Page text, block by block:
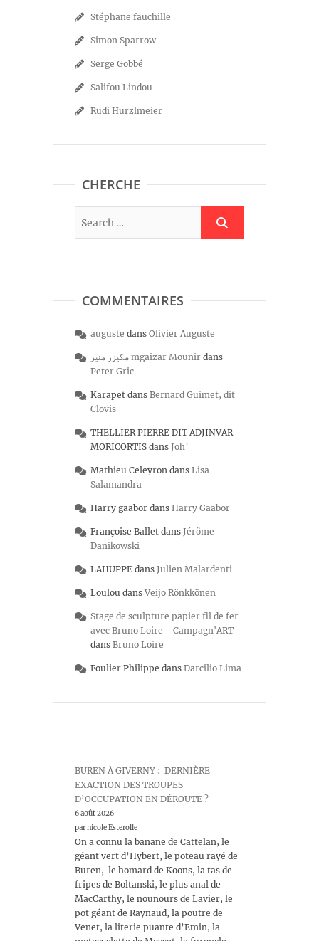
Stéphane fauchille
Simon Sparrow
Serge Gobbé
Salifou Lindou
Rudi Hurzlmeier
CHERCHE
COMMENTAIRES
auguste dans Olivier Auguste
مكيزر منير mgaizar Mounir dans
Peter Gric
Karapet dans Bernard Guimet, dit
Clovis
THELLIER PIERRE DIT ADJINVAR
MORICORTIS dans Joh’
Mathieu Celeyron dans Lisa
Salamandra
Harry gaabor dans Harry Gaabor
Françoise Ballet dans Jérôme
Danikowski
LAHUPPE dans Julien Malardenti
Loulou dans Veijo Rönkkönen
Stage de sculpture papier fil de fer
avec Bruno Loire - Campagn'ART
dans Bruno Loire
Foulier Philippe dans Darcilio Lima
BUREN À GIVERNY : DERNIÈRE
EXACTION DES TROUPES
D’OCCUPATION EN DÉROUTE ?
6 août 2026
par nicole Esterolle
On a connu la banane de Cattelan, le
géant vert d’Hybert, le poteau rayé de
Buren, le homard de Koons, la tas de
fripes de Boltanski, le plus anal de
MacCarthy, le nounours de Lavier, le
pot géant de Raynaud, la poutre de
Venet, la literie puante d’Emin, la